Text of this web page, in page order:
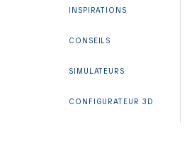
INSPIRATIONS
CONSEILS
SIMULATEURS
CONFIGURATEUR 3D